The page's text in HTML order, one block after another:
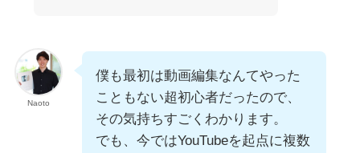
Naoto
僕も最初は動画編集なんてやった
こともない超初心者だったので、
その気持ちすごくわかります。
でも、今ではYouTubeを起点に複数